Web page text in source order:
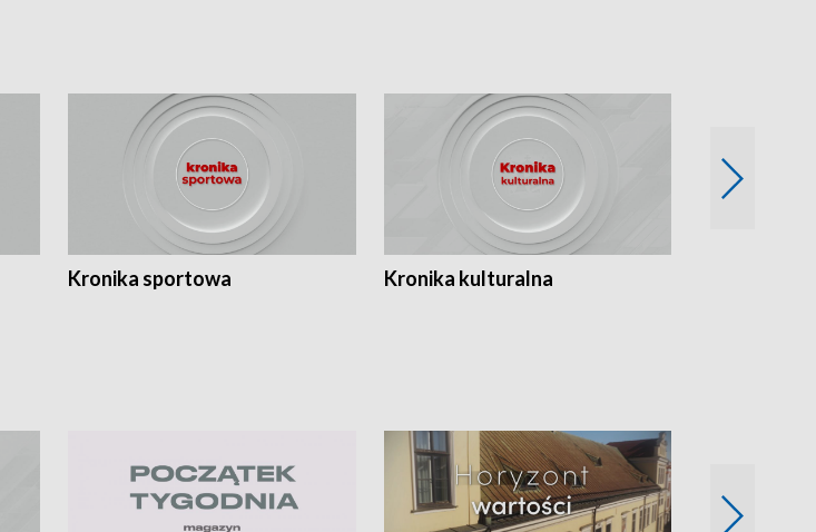
Kronika sportowa Kronika kulturalna